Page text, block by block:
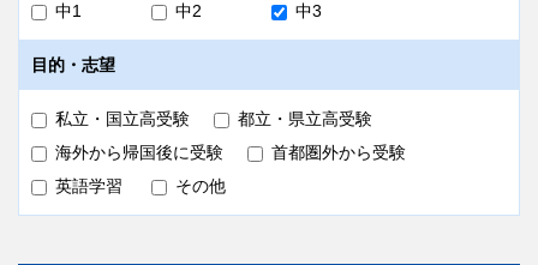
会場
早稲田アカデミー各校舎
す。
個別進学館や大学受験部など、早稲田アカデミーの別ブランド校
舎では受験できません。
費用
中1
中2 中3
目的・志望
私立・国立高受験
都立・県立高受験
海外から帰国後に受験
首都圏外から受験
英語学習
その他